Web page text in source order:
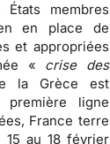
membres
en place de
et appropriées
« crise des
Grèce est
première ligne
France terre
15 au 18 février